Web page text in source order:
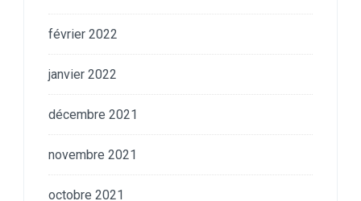
février 2022
janvier 2022
décembre 2021
novembre 2021
octobre 2021